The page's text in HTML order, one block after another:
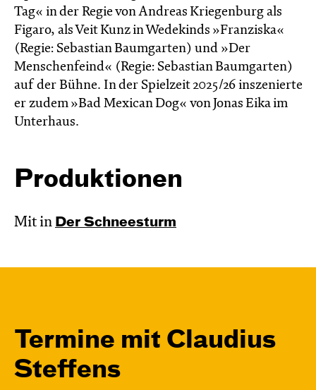
Tag« in der Regie von Andreas Kriegenburg als
Figaro, als Veit Kunz in Wedekinds »Franziska«
(Regie: Sebastian Baumgarten) und »Der
Menschenfeind« (Regie: Sebastian Baumgarten)
auf der Bühne. In der Spielzeit 2025/26 inszenierte
er zudem »Bad Mexican Dog« von Jonas Eika im
Unterhaus.
Produktionen
Mit in Der Schnee­sturm
Termine mit Claudius
Steffens